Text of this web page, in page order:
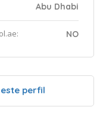
Abu Dhabi
NO
perfil